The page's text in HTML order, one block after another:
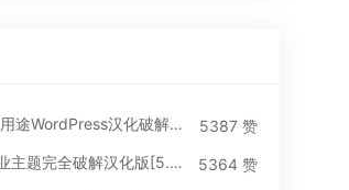
汉化破解主题[5.1.12]
5387 赞
题完全破解汉化版[5.8.2]
5364 赞